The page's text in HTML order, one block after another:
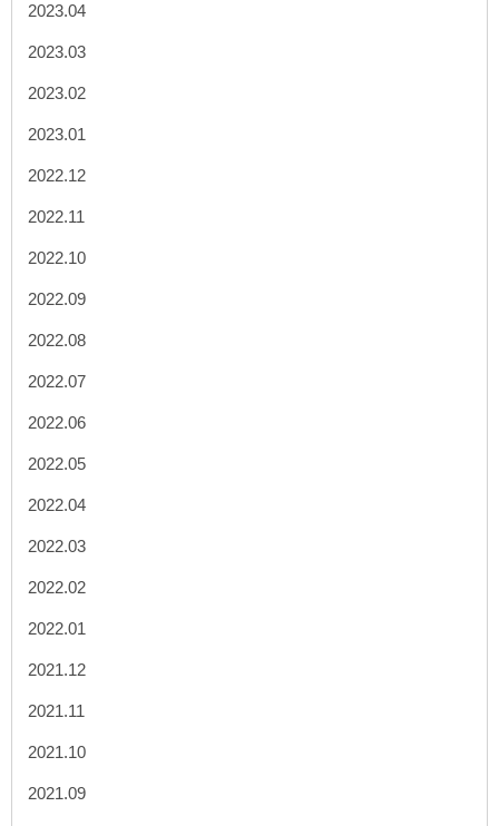
2023.04
2023.03
2023.02
2023.01
2022.12
2022.11
2022.10
2022.09
2022.08
2022.07
2022.06
2022.05
2022.04
2022.03
2022.02
2022.01
2021.12
2021.11
2021.10
2021.09